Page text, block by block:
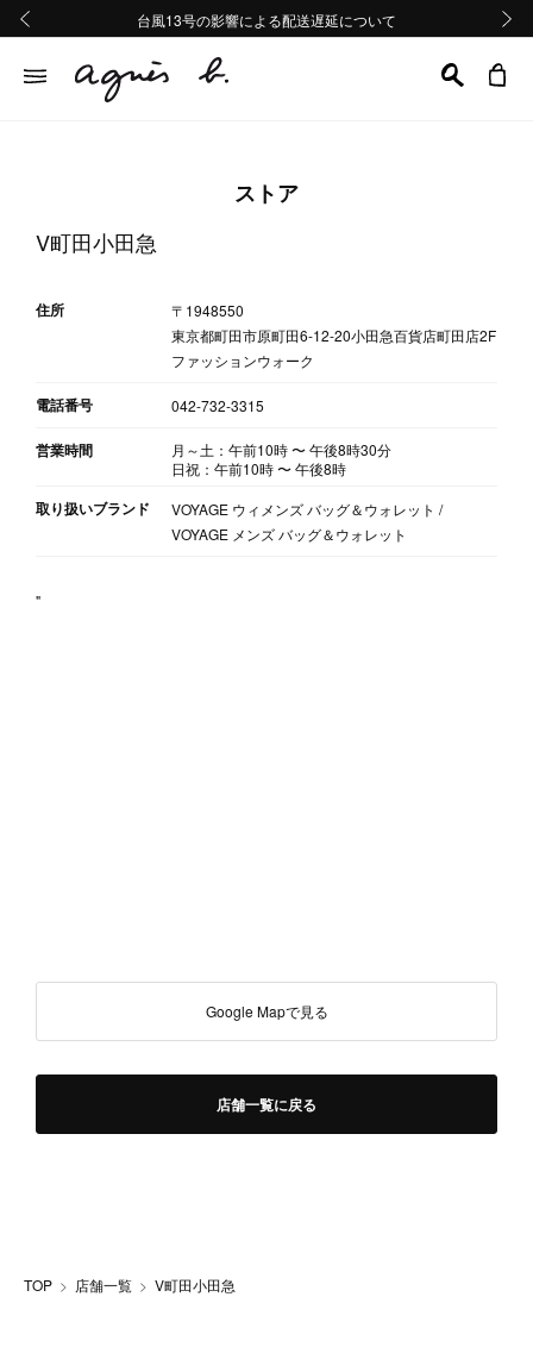
熊本地域地震の影響による配送遅延について
Summer Sale 2buy10%OFF!!
台風13号の影響による配送遅延について
熊本地域地震の影響による配送遅延について
Summer Sale 2buy10%OFF!!
ストア
V町田小田急
住所
〒1948550
東京都町田市原町田6-12-20小田急百貨店町田店2F
ファッションウォーク
電話番号 042-732-3315
営業時間 月～土：午前10時〜午後8時30分
日祝：午前10時〜午後8時
取り扱いブランド
VOYAGE ウィメンズ バッグ＆ウォレット /
VOYAGE メンズ バッグ＆ウォレット
"
Google Mapで見る
店舗一覧に戻る
TOP 店舗一覧 V町田小田急